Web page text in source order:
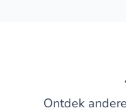
Ontdek